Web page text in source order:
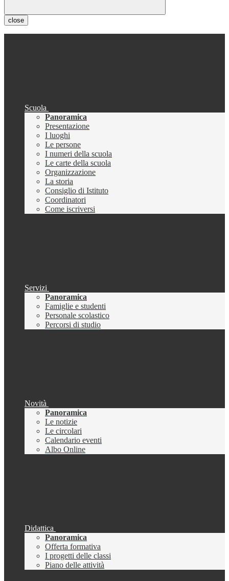
close
Scuola
Panoramica
Presentazione
I luoghi
Le persone
I numeri della scuola
Le carte della scuola
Organizzazione
La storia
Consiglio di Istituto
Coordinatori
Come iscriversi
Servizi
Panoramica
Famiglie e studenti
Personale scolastico
Percorsi di studio
Novità
Panoramica
Le notizie
Le circolari
Calendario eventi
Albo Online
Didattica
Panoramica
Offerta formativa
I progetti delle classi
Piano delle attività